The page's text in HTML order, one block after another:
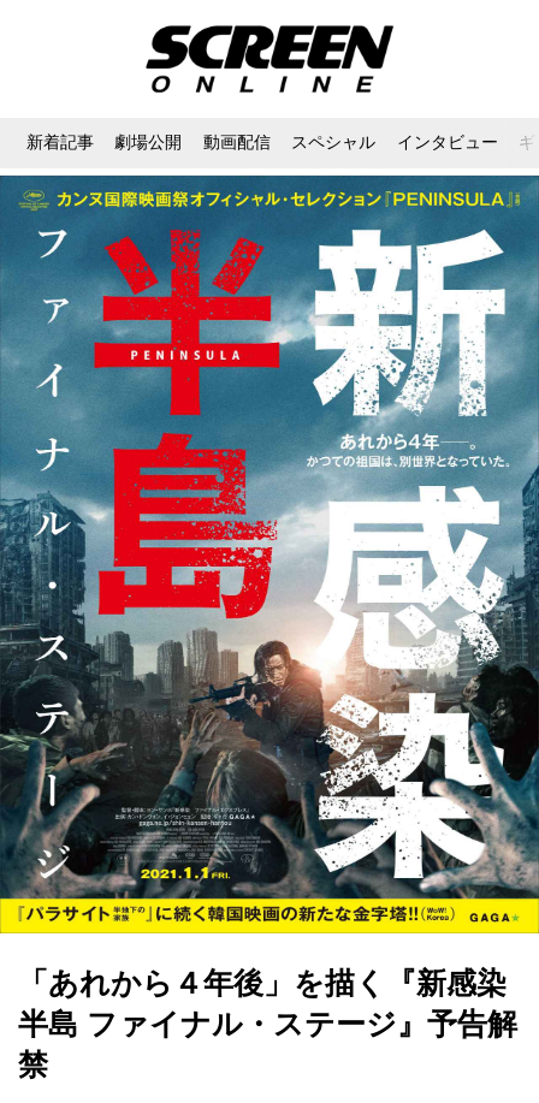
新着記事 劇場公開 動画配信 スペシャル インタビュー
「あれから４年後」を描く『新感染
半島 ファイナル・ステージ』予告解
禁